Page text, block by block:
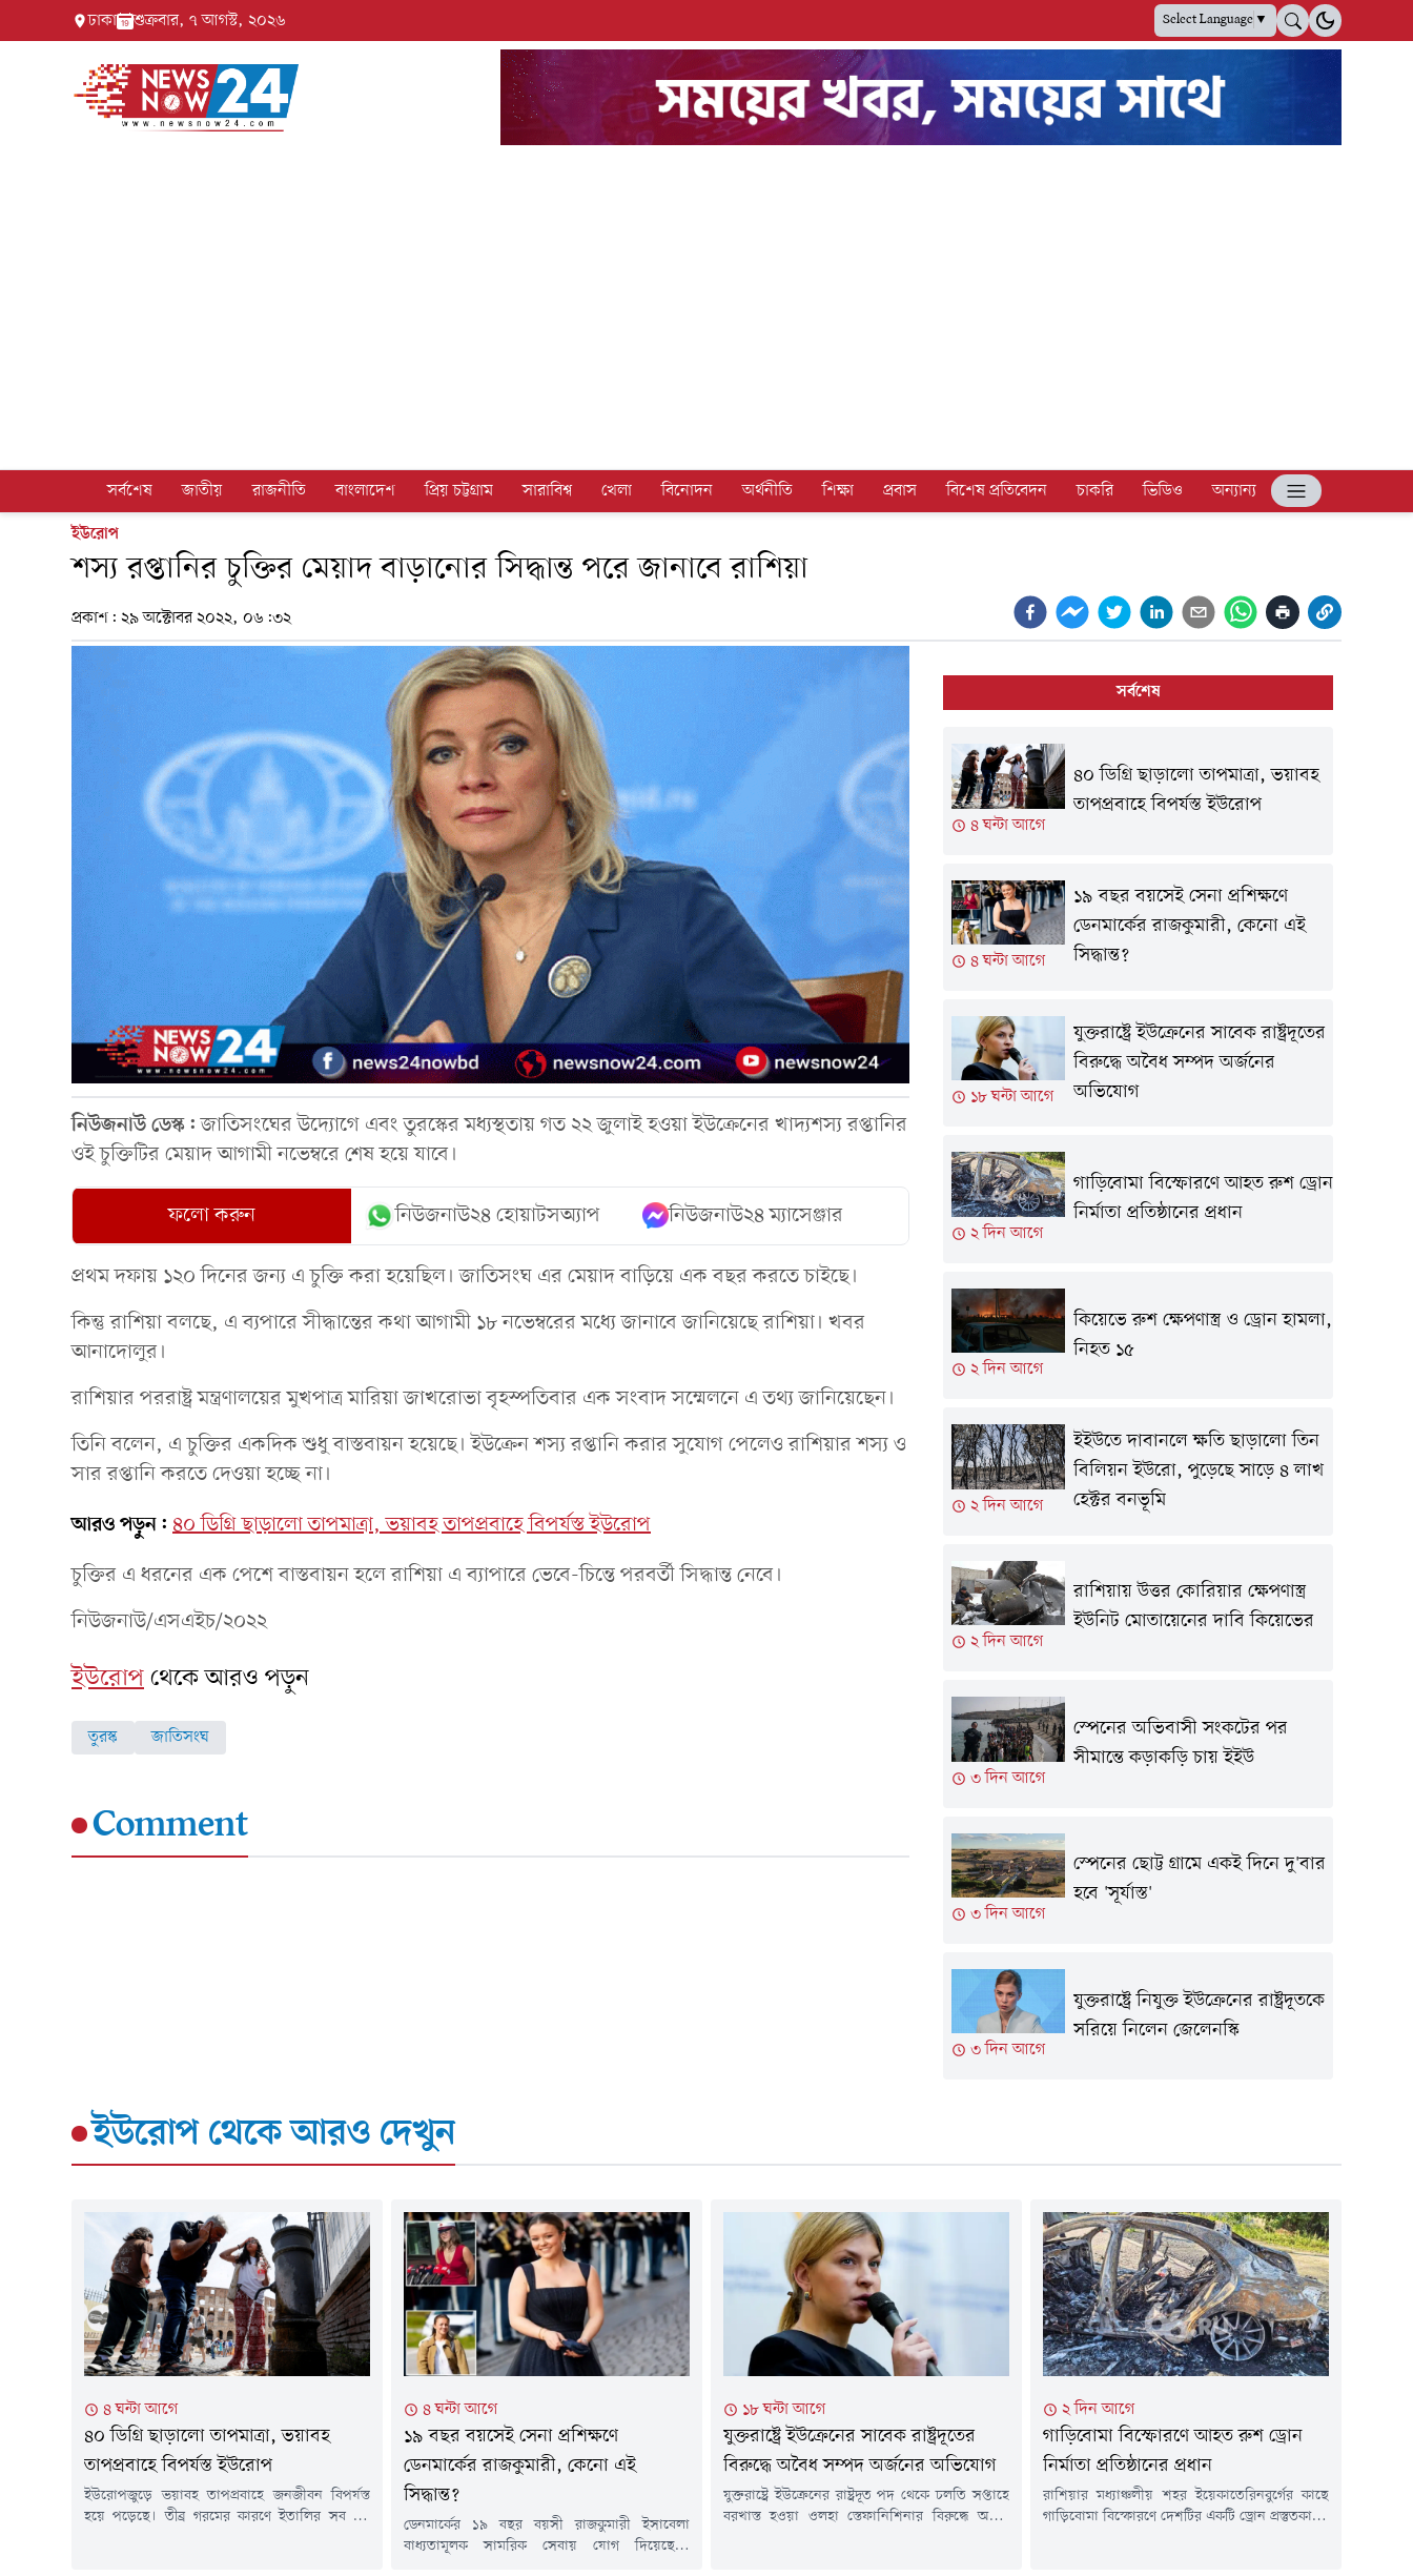
ঢাকা শুক্রবার, ৭ আগস্ট, ২০২৬ Select Language▼
সর্বশেষ জাতীয় রাজনীতি বাংলাদেশ প্রিয় চট্টগ্রাম সারাবিশ্ব খেলা বিনোদন অর্থনীতি শিক্ষা প্রবাস বিশেষ প্রতিবেদন চাকরি ভিডিও
অন্যান্য
ইউরোপ
শস্য রপ্তানির চুক্তির মেয়াদ বাড়ানোর সিদ্ধান্ত পরে জানাবে রাশিয়া
প্রকাশ: ২৯ অক্টোবর ২০২২, ০৬:৩২
নিউজনাউ ডেস্ক:জাতিসংঘের উদ্যোগে এবং তুরস্কের মধ্যস্থতায় গত ২২ জুলাই হওয়া ইউক্রেনের খাদ্যশস্য রপ্তানির
ওই চুক্তিটির মেয়াদ আগামী নভেম্বরে শেষ হয়ে যাবে।
ফলো করুন নিউজনাউ২৪ হোয়াটসঅ্যাপ নিউজনাউ২৪ ম্যাসেঞ্জার
প্রথম দফায় ১২০ দিনের জন্য এ চুক্তি করা হয়েছিল। জাতিসংঘ এর মেয়াদ বাড়িয়ে এক বছর করতে চাইছে।
কিন্তু রাশিয়া বলছে, এ ব্যপারে সীদ্ধান্তের কথা আগামী ১৮ নভেম্বরের মধ্যে জানাবে জানিয়েছে রাশিয়া। খবর
আনাদোলুর।
রাশিয়ার পররাষ্ট্র মন্ত্রণালয়ের মুখপাত্র মারিয়া জাখরোভা বৃহস্পতিবার এক সংবাদ সম্মেলনে এ তথ্য জানিয়েছেন।
তিনি বলেন, এ চুক্তির একদিক শুধু বাস্তবায়ন হয়েছে। ইউক্রেন শস্য রপ্তানি করার সুযোগ পেলেও রাশিয়ার শস্য ও
সার রপ্তানি করতে দেওয়া হচ্ছে না।
আরও পড়ুন: ৪০ ডিগ্রি ছাড়ালো তাপমাত্রা, ভয়াবহ তাপপ্রবাহে বিপর্যস্ত ইউরোপ
চুক্তির এ ধরনের এক পেশে বাস্তবায়ন হলে রাশিয়া এ ব্যাপারে ভেবে-চিন্তে পরবর্তী সিদ্ধান্ত নেবে।
নিউজনাউ/এসএইচ/২০২২
ইউরোপথেকে আরও পড়ুন
তুরস্ক জাতিসংঘ
Comment
সর্বশেষ
৪ ঘন্টা আগে
৪০ ডিগ্রি ছাড়ালো তাপমাত্রা, ভয়াবহ
তাপপ্রবাহে বিপর্যস্ত ইউরোপ
৪ ঘন্টা আগে
১৯ বছর বয়সেই সেনা প্রশিক্ষণে
ডেনমার্কের রাজকুমারী, কেনো এই
সিদ্ধান্ত?
১৮ ঘন্টা আগে
যুক্তরাষ্ট্রে ইউক্রেনের সাবেক রাষ্ট্রদূতের
বিরুদ্ধে অবৈধ সম্পদ অর্জনের
অভিযোগ
২ দিন আগে
গাড়িবোমা বিস্ফোরণে আহত রুশ ড্রোন
নির্মাতা প্রতিষ্ঠানের প্রধান
২ দিন আগে
কিয়েভে রুশ ক্ষেপণাস্ত্র ও ড্রোন হামলা,
নিহত ১৫
২ দিন আগে
ইইউতে দাবানলে ক্ষতি ছাড়ালো তিন
বিলিয়ন ইউরো, পুড়েছে সাড়ে ৪ লাখ
হেক্টর বনভূমি
২ দিন আগে
রাশিয়ায় উত্তর কোরিয়ার ক্ষেপণাস্ত্র
ইউনিট মোতায়েনের দাবি কিয়েভের
৩ দিন আগে
স্পেনের অভিবাসী সংকটের পর
সীমান্তে কড়াকড়ি চায় ইইউ
৩ দিন আগে
স্পেনের ছোট্ট গ্রামে একই দিনে দু'বার
হবে 'সূর্যাস্ত'
৩ দিন আগে
যুক্তরাষ্ট্রে নিযুক্ত ইউক্রেনের রাষ্ট্রদূতকে
সরিয়ে নিলেন জেলেনস্কি
ইউরোপথেকে আরও দেখুন
৪ ঘন্টা আগে
৪০ ডিগ্রি ছাড়ালো তাপমাত্রা, ভয়াবহ
তাপপ্রবাহে বিপর্যস্ত ইউরোপ
ইউরোপজুড়ে ভয়াবহ তাপপ্রবাহে জনজীবন বিপর্যস্ত
হয়ে পড়েছে। তীব্র গরমের কারণে ইতালির সব বড়
৪ ঘন্টা আগে
১৯ বছর বয়সেই সেনা প্রশিক্ষণে
ডেনমার্কের রাজকুমারী, কেনো এই
সিদ্ধান্ত?
ডেনমার্কের ১৯ বছর বয়সী রাজকুমারী ইসাবেলা
বাধ্যতামূলক সামরিক সেবায় যোগ দিয়েছেন।
১৮ ঘন্টা আগে
যুক্তরাষ্ট্রে ইউক্রেনের সাবেক রাষ্ট্রদূতের
বিরুদ্ধে অবৈধ সম্পদ অর্জনের অভিযোগ
যুক্তরাষ্ট্রে ইউক্রেনের রাষ্ট্রদূত পদ থেকে চলতি সপ্তাহে
বরখাস্ত হওয়া ওলহা স্তেফানিশিনার বিরুদ্ধে অবৈধ
২ দিন আগে
গাড়িবোমা বিস্ফোরণে আহত রুশ ড্রোন
নির্মাতা প্রতিষ্ঠানের প্রধান
রাশিয়ার মধ্যাঞ্চলীয় শহর ইয়েকাতেরিনবুর্গের কাছে
গাড়িবোমা বিস্ফোরণে দেশটির একটি ড্রোন প্রস্তুতকারক